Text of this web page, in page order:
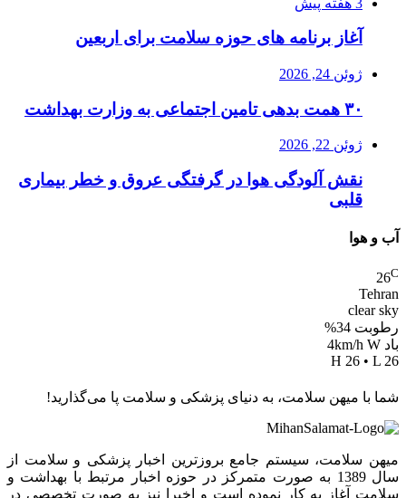
آغاز برنامه های حوزه سلامت برای اربعین
ژوئن 24, 2026
۳۰ همت بدهی تامین اجتماعی به وزارت بهداشت
ژوئن 22, 2026
نقش آلودگی هوا در گرفتگی عروق و خطر بیماری
قلبی
آب و هوا
26C
Tehran
clear sky
رطوبت 34%
باد 4km/h W
H 26 • L 26
شما با میهن سلامت، به دنیای پزشکی و سلامت پا می‌گذارید!
میهن سلامت، سیستم جامع بروزترین اخبار پزشکی و سلامت از
سال 1389 به صورت متمرکز در حوزه اخبار مرتبط با بهداشت و
سلامت آغاز به کار نموده است و اخیرا نیز به صورت تخصصی در